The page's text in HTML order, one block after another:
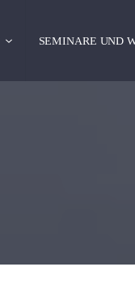
SEMINARE UND